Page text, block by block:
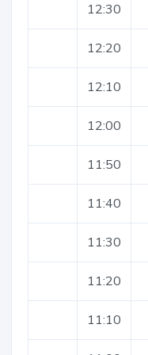
12:30
12:20
12:10
12:00
11:50
11:40
11:30
11:20
11:10